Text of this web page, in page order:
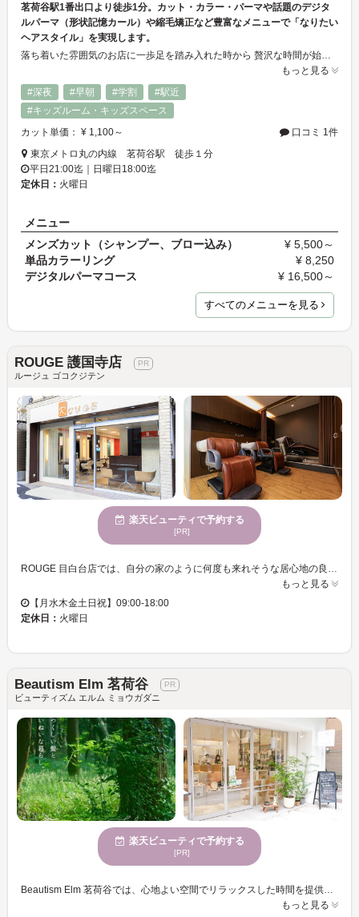
茗荷谷駅1番出口より徒歩1分。カット・カラー・パーマや話題のデジタ
ルパーマ（形状記憶カール）や縮毛矯正など豊富なメニューで「なりたい
ヘアスタイル」を実現します。
落ち着いた雰囲気のお店に一歩足を踏み入れた時から 贅沢な時間が始まります。 気持ちよくて思わずうとうとしてしまいそうな シャンプールームは贅沢気分を味わえます。
もっと見る
#深夜
#早朝 #学割
#駅近
#キッズルーム・キッズスペース
カット単価： ¥ 1,100～
口コミ 1件
東京メトロ丸の内線 茗荷谷駅 徒歩１分
平日21:00迄｜日曜日18:00迄
定休日： 火曜日
メニュー
メンズカット（シャンプー、ブロー込み）
¥ 5,500～
単品カラーリング
¥ 8,250
デジタルパーマコース
¥ 16,500～
すべてのメニューを見る
ROUGE 護国寺店
ルージュ ゴコクジテン
楽天ビューティで予約する
[PR]
もっと見る
【月水木金土日祝】09:00-18:00
定休日： 火曜日
Beautism Elm 茗荷谷
ビューティズム エルム ミョウガダニ
楽天ビューティで予約する
[PR]
もっと見る